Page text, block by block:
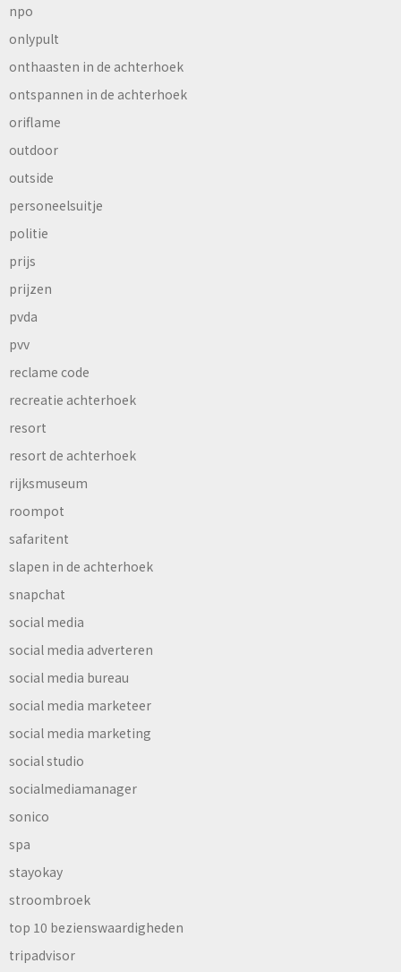
npo
onlypult
onthaasten in de achterhoek
ontspannen in de achterhoek
oriflame
outdoor
outside
personeelsuitje
politie
prijs
prijzen
pvda
pvv
reclame code
recreatie achterhoek
resort
resort de achterhoek
rijksmuseum
roompot
safaritent
slapen in de achterhoek
snapchat
social media
social media adverteren
social media bureau
social media marketeer
social media marketing
social studio
socialmediamanager
sonico
spa
stayokay
stroombroek
top 10 bezienswaardigheden
tripadvisor